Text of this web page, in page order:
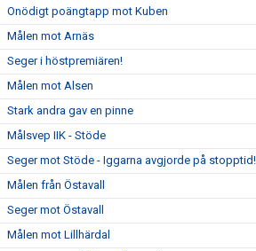
Onödigt poängtapp mot Kuben
Målen mot Arnäs
Seger i höstpremiären!
Målen mot Alsen
Stark andra gav en pinne
Målsvep IIK - Stöde
Seger mot Stöde - Iggarna avgjorde på stopptid!
Målen från Östavall
Seger mot Östavall
Målen mot Lillhärdal